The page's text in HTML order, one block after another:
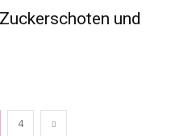
und
4